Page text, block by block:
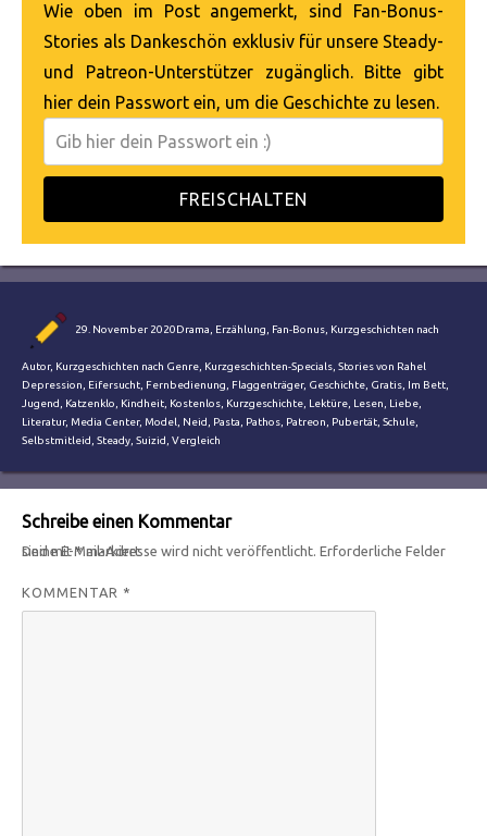
Wie oben im Post angemerkt, sind Fan-Bonus-
Stories als Dankeschön exklusiv für unsere Steady-
und Patreon-Unterstützer zugänglich. Bitte gibt
hier dein Passwort ein, um die Geschichte zu lesen.
FREISCHALTEN
am
29. November 2020 Drama, Erzählung, Fan-Bonus, Kurzgeschichten nach
Autor, Kurzgeschichten nach Genre, Kurzgeschichten-Specials, Stories von Rahel
Depression, Eifersucht, Fernbedienung, Flaggenträger, Geschichte, Gratis, Im Bett,
Jugend, Katzenklo, Kindheit, Kostenlos, Kurzgeschichte, Lektüre, Lesen, Liebe,
Literatur, Media Center, Model, Neid, Pasta, Pathos, Patreon, Pubertät, Schule,
Selbstmitleid, Steady, Suizid, Vergleich
Schreibe einen Kommentar
Deine E-Mail-Adresse wird nicht veröffentlicht.
Erforderliche Felder sind mit*markiert
KOMMENTAR *